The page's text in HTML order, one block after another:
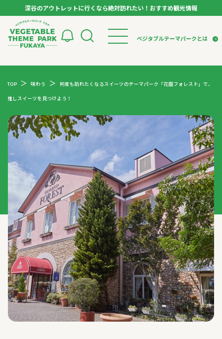
深谷のアウトレットに行くなら絶対訪れたい！おすすめ観光情報
ベジタブルテーマパークとは
検索
スポット
イベント
特集記事
ベジタブルテーマパークとは
VTPキャストミーティング
アンバサダー
お役立ち情報
TOP 味わう 何度も訪れたくなるスイーツのテーマパーク「花園フォレスト」で、
推しスイーツを見つけよう！